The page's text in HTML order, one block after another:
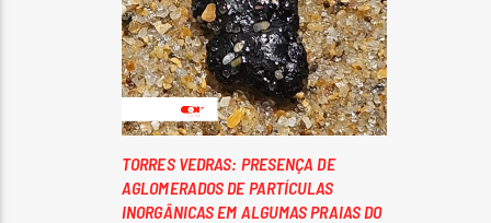
TORRES VEDRAS: PRESENÇA DE
AGLOMERADOS DE PARTÍCULAS
INORGÂNICAS EM ALGUMAS PRAIAS DO